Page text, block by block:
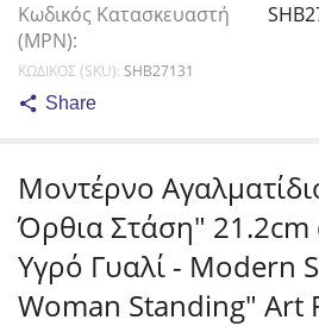
Κωδικός Κατασκευαστή
(MPN):
ΚΩΔΙΚΟΣ (SKU): SHB27131
Share
Μοντέρνο
Όρθια Στάση" 21.2cm
Υγρό Γυαλί - Modern
Woman Standing" Art